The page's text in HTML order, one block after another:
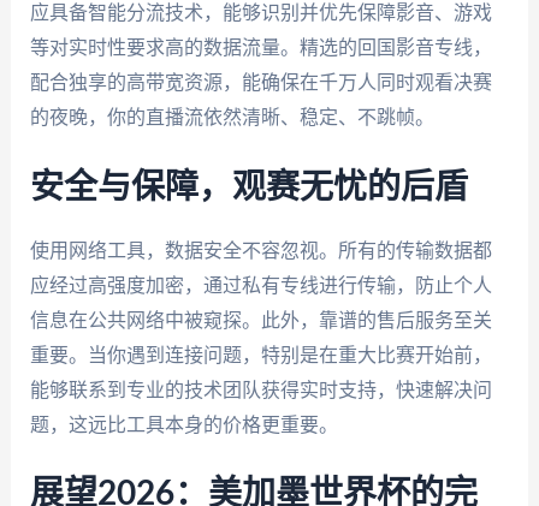
应具备智能分流技术，能够识别并优先保障影音、游戏
等对实时性要求高的数据流量。精选的回国影音专线，
配合独享的高带宽资源，能确保在千万人同时观看决赛
的夜晚，你的直播流依然清晰、稳定、不跳帧。
安全与保障，观赛无忧的后盾
使用网络工具，数据安全不容忽视。所有的传输数据都
应经过高强度加密，通过私有专线进行传输，防止个人
信息在公共网络中被窥探。此外，靠谱的售后服务至关
重要。当你遇到连接问题，特别是在重大比赛开始前，
能够联系到专业的技术团队获得实时支持，快速解决问
题，这远比工具本身的价格更重要。
展望2026：美加墨世界杯的完